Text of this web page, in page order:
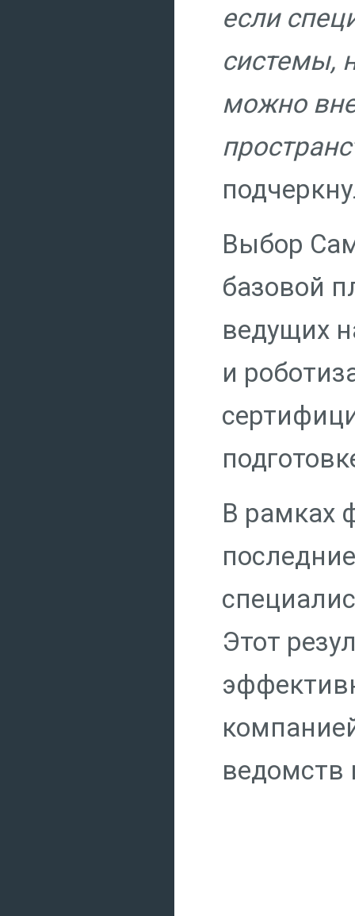
если
системы,
можно
Выбор
базовой
ведущих
и
В рамках
Этот
ведомств